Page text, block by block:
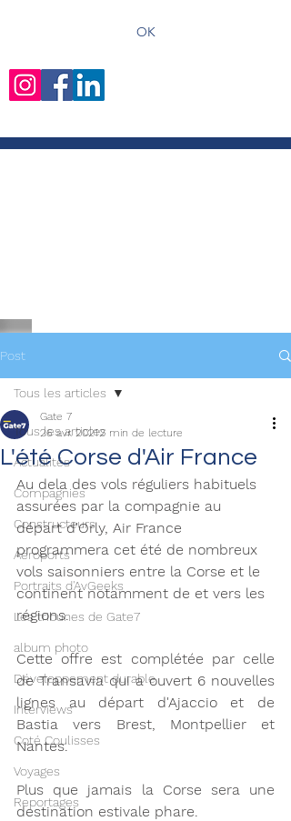
OK
Post
Tous les articles
Actualités
Compagnies
Constructeurs
Aéroports
Portraits d'AvGeeks
Les tribunes de Gate7
album photo
Développement durable
Interviews
Coté Coulisses
Voyages
Reportages
Tous les articles
L'été Corse d'Air France
Gate 7
26 avr. 20212 min de lecture
Au dela des vols réguliers habituels
assurées par la compagnie au
départ d'Orly, Air France
programmera cet été de nombreux
vols saisonniers entre la Corse et le
continent notamment de et vers les
régions.
Cette offre est complétée par celle
de Transavia qui a ouvert 6 nouvelles
lignes au départ d'Ajaccio et de
Bastia vers Brest, Montpellier et
Nantes.
Plus que jamais la Corse sera une
destination estivale phare.